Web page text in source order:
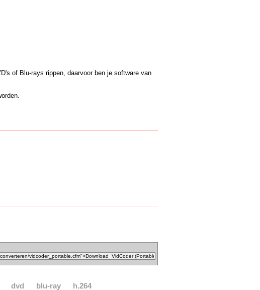
of Blu-rays rippen, daarvoor ben je software van
dvd blu-ray h.264